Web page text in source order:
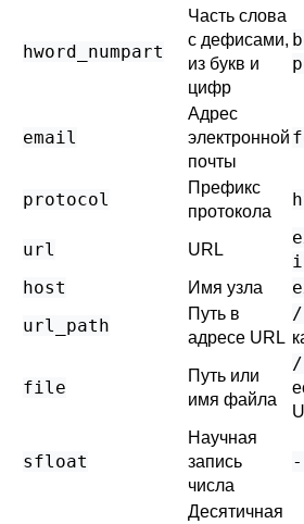
hword_numpart
Часть слова
с дефисами,
из букв и
цифр
email
Адрес
электронной
почты
protocol
Префикс
протокола
url URL
host
Имя узла
url_path
Путь в
адресе URL
/
file
Путь или
имя файла
sfloat
Научная
запись
числа
Десятичная